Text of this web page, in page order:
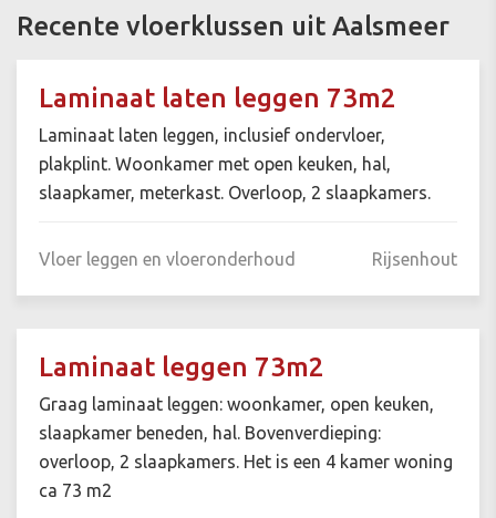
Recente vloerklussen uit Aalsmeer
Laminaat laten leggen 73m2
Laminaat laten leggen, inclusief ondervloer,
plakplint. Woonkamer met open keuken, hal,
slaapkamer, meterkast. Overloop, 2 slaapkamers.
Vloer leggen en vloeronderhoud Rijsenhout
Laminaat leggen 73m2
Graag laminaat leggen: woonkamer, open keuken,
slaapkamer beneden, hal. Bovenverdieping:
overloop, 2 slaapkamers. Het is een 4 kamer woning
ca 73 m2